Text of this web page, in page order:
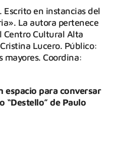
Escrito en instancias del
La autora pertenece
Centro Cultural Alta
Lucero. Público:
mayores. Coordina:
espacio para conversar
de Paulo